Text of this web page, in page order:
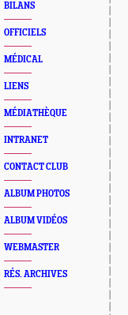
BILANS
OFFICIELS
MÉDICAL
LIENS
MÉDIATHÈQUE
INTRANET
CONTACT CLUB
ALBUM PHOTOS
ALBUM VIDÉOS
WEBMASTER
RÉS. ARCHIVES